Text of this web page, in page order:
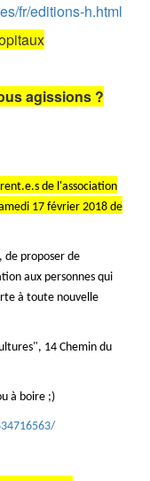
fr/editions-h.html
agissions ?
de l'association
17 février 2018 de
de proposer de
aux personnes qui
à toute nouvelle
14 Chemin du
à boire ;)